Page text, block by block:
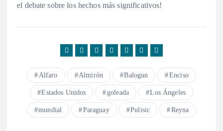
el debate sobre los hechos más significativos!
Alfaro Almirón Balogun Enciso
Estados Unidos goleada Los Ángeles
mundial Paraguay Pulisic Reyna